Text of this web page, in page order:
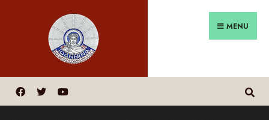
MENU